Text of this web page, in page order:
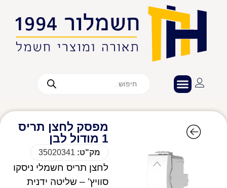
מפסק לחצן תריס
1 מודול לבן
מק"ט: 35020341
לחצן תריס חשמלי ניסקו
סוויץ’ – שליטה ידנית